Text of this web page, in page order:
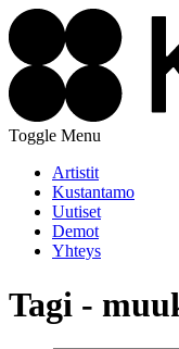
Toggle Menu
Artistit
Kustantamo
Uutiset
Demot
Yhteys
Tagi -